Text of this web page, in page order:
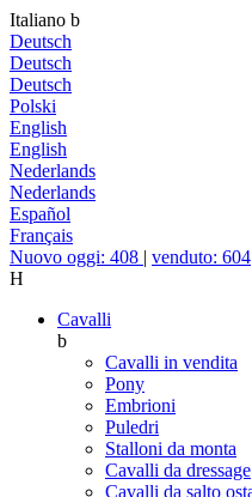
Italiano b
Deutsch
Deutsch
Deutsch
Polski
English
English
Nederlands
Nederlands
Español
Français
Nuovo oggi: 408 | venduto: 604
H
Cavalli
b
Cavalli in vendita
Pony
Embrioni
Puledri
Stalloni da monta
Cavalli da dressage
Cavalli da salto